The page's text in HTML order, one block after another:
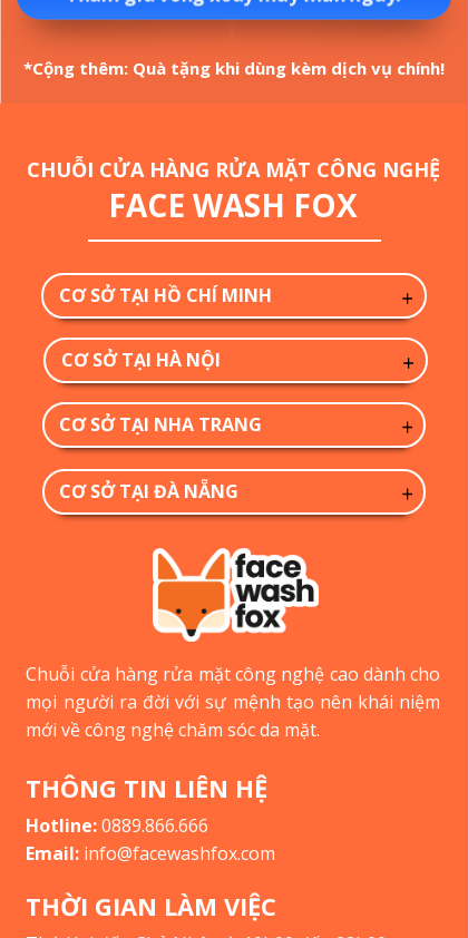
*Cộng thêm: Quà tặng khi dùng kèm dịch vụ chính!
Chuỗi cửa hàng rửa mặt công nghệ cao dành cho
mọi người ra đời với sự mệnh tạo nên khái niệm
mới về công nghệ chăm sóc da mặt.
THÔNG TIN LIÊN HỆ
Hotline:0889.866.666
Email: info@facewashfox.com
THỜI GIAN LÀM VIỆC
CHUỖI CỬA HÀNG RỬA MẶT CÔNG NGHỆ
FACE WASH FOX
CƠ SỞ TẠI HỒ CHÍ MINH
CƠ SỞ TẠI HÀ NỘI
CƠ SỞ TẠI NHA TRANG
CƠ SỞ TẠI ĐÀ NẴNG